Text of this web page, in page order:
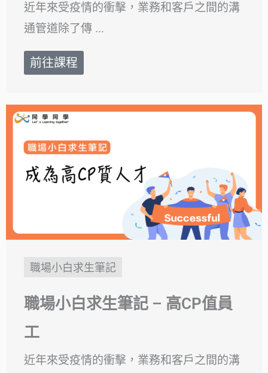
近年來受疫情的衝擊，業務和客戶之間的溝
通管道除了傳 ...
前往課程
職場小白求生筆記
職場小白求生筆記 – 高CP值員
工
近年來受疫情的衝擊，業務和客戶之間的溝